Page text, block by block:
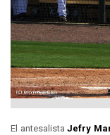
El antesalistaJefry